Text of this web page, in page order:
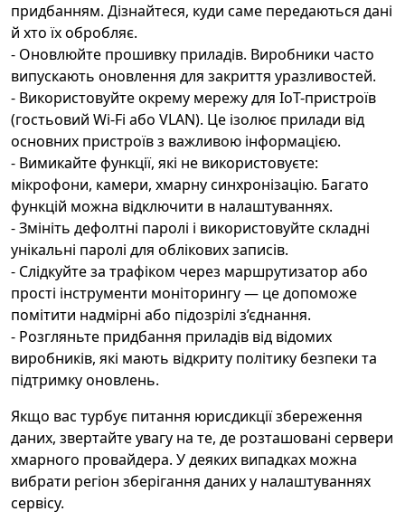
придбанням. Дізнайтеся, куди саме передаються дані
й хто їх обробляє.
- Оновлюйте прошивку приладів. Виробники часто
випускають оновлення для закриття уразливостей.
- Використовуйте окрему мережу для IoT-пристроїв
(гостьовий Wi‑Fi або VLAN). Це ізолює прилади від
основних пристроїв з важливою інформацією.
- Вимикайте функції, які не використовуєте:
мікрофони, камери, хмарну синхронізацію. Багато
функцій можна відключити в налаштуваннях.
- Змініть дефолтні паролі і використовуйте складні
унікальні паролі для облікових записів.
- Слідкуйте за трафіком через маршрутизатор або
прості інструменти моніторингу — це допоможе
помітити надмірні або підозрілі з’єднання.
- Розгляньте придбання приладів від відомих
виробників, які мають відкриту політику безпеки та
підтримку оновлень.
Якщо вас турбує питання юрисдикції збереження
даних, звертайте увагу на те, де розташовані сервери
хмарного провайдера. У деяких випадках можна
вибрати регіон зберігання даних у налаштуваннях
сервісу.